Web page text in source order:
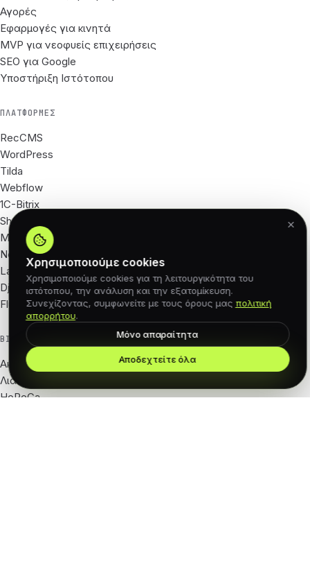
Αγορές
Εφαρμογές για κινητά
MVP για νεοφυείς επιχειρήσεις
SEO για Google
Υποστήριξη Ιστότοπου
ΠΛΑΤΦΌΡΜΕΣ
RecCMS
WordPress
Tilda
Webflow
1C-Bitrix
Shopify
Magento
Next.js
Laravel
Django
Flutter
ΒΙΟΜΗΧΑΝΊΕΣ
Ακίνητα
Λιανική · e-com
HoReCa
Χρησιμοποιούμε cookies
Χρησιμοποιούμε cookies για τη λειτουργικότητα του
ιστότοπου, την ανάλυση και την εξατομίκευση.
Συνεχίζοντας, συμφωνείτε με τους όρους μας πολιτική
απορρήτου.
Μόνο απαραίτητα
Αποδεχτείτε όλα